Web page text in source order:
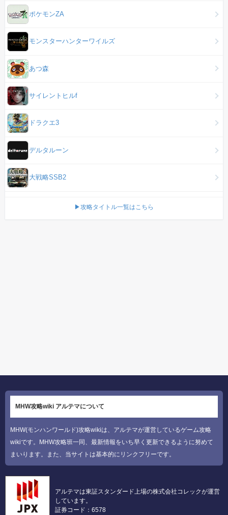
ポケモンZA
モンスターハンターワイルズ
あつ森
サイレントヒルf
ドラクエ3
デルタルーン
大戦略SSB2
▶攻略タイトル一覧はこちら
MHW攻略wiki アルテマについて
MHW(モンハンワールド)攻略wikiは、アルテマが運営しているゲーム攻略
wikiです。MHW攻略班一同、最新情報をいち早く更新できるように努めて
まいります。また、当サイトは基本的にリンクフリーです。
アルテマは東証スタンダード上場の株式会社コレックが運営
しています。
証券コード：6578